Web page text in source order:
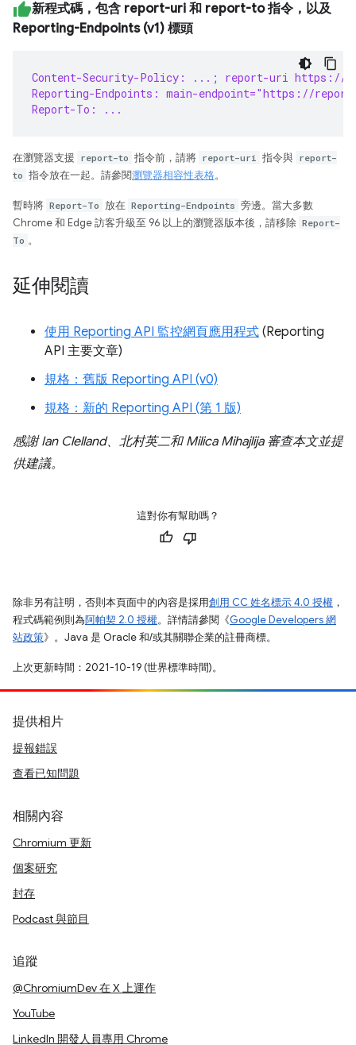
新程式碼，包含 report-uri 和 report-to 指令，以及
Reporting-Endpoints (v1) 標頭
Content-Security-Policy: ...; report-uri https://
Reporting-Endpoints: main-endpoint="https://
Report-To: ...
在瀏覽器支援 report-to 指令前，請將 report-uri 指令與 report-
to 指令放在一起。請參閱瀏覽器相容性表格。
暫時將 Report-To 放在 Reporting-Endpoints 旁邊。當大多數
Chrome 和 Edge 訪客升級至 96 以上的瀏覽器版本後，請移除 Report-
To 。
延伸閱讀
使用 Reporting API 監控網頁應用程式 (Reporting
API 主要文章)
規格：舊版 Reporting API (v0)
規格：新的 Reporting API (第 1 版)
感謝 Ian Clelland、北村英二和 Milica Mihajlija 審查本文並提
供建議。
這對你有幫助嗎？
除非另有註明，否則本頁面中的內容是採用創用 CC 姓名標示 4.0 授權 ，
程式碼範例則為阿帕契 2.0 授權。詳情請參閱《Google Developers 網
站政策》。Java 是 Oracle 和/或其關聯企業的註冊商標。
上次更新時間：2021-10-19 (世界標準時間)。
提供相片
提報錯誤
查看已知問題
相關內容
Chromium 更新
個案研究
封存
Podcast 與節目
追蹤
@ChromiumDev 在 X 上運作
YouTube
LinkedIn 開發人員專用 Chrome